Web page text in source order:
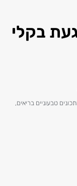
בקלי
טבעוניים​ בריאים,